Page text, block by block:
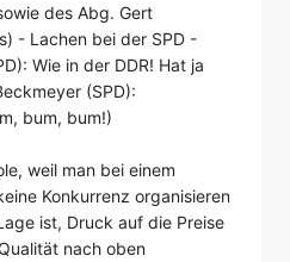
des Abg. Gert
- Lachen bei der SPD -
Wie in der DDR! Hat ja
(SPD):
bum, bum!)
weil man bei einem
Konkurrenz organisieren
ist, Druck auf die Preise
nach oben